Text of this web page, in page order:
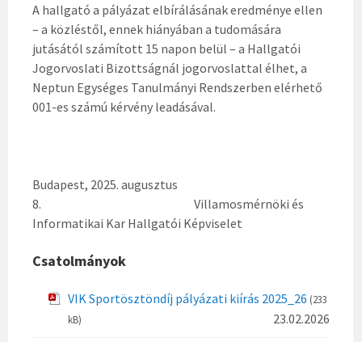
A hallgató a pályázat elbírálásának eredménye ellen
– a közléstől, ennek hiányában a tudomására
jutásától számított 15 napon belül – a Hallgatói
Jogorvoslati Bizottságnál jogorvoslattal élhet, a
Neptun Egységes Tanulmányi Rendszerben elérhető
001-es számú kérvény leadásával.
Budapest, 2025. augusztus
8. Villamosmérnöki és
Informatikai Kar Hallgatói Képviselet
Csatolmányok
VIK Sportösztöndíj pályázati kiírás 2025_26 (233
kB)
23.02.2026